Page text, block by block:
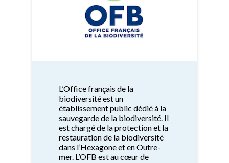
L’Office français de la
biodiversité est un
établissement public dédié à la
sauvegarde de la biodiversité. Il
est chargé de la protection et la
restauration de la biodiversité
dans l’Hexagone et en Outre-
mer. L’OFB est au cœur de